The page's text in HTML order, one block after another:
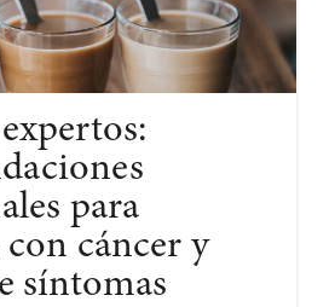
para
con cáncer y
síntomas